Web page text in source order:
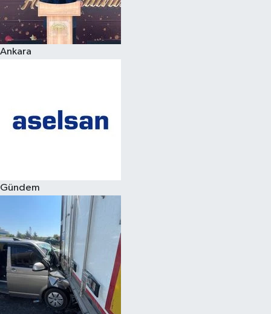
Ankara
Gündem
Spor
Eğitim
Kim kimdir?
Kültür Sanat
Sağlık
Siyaset